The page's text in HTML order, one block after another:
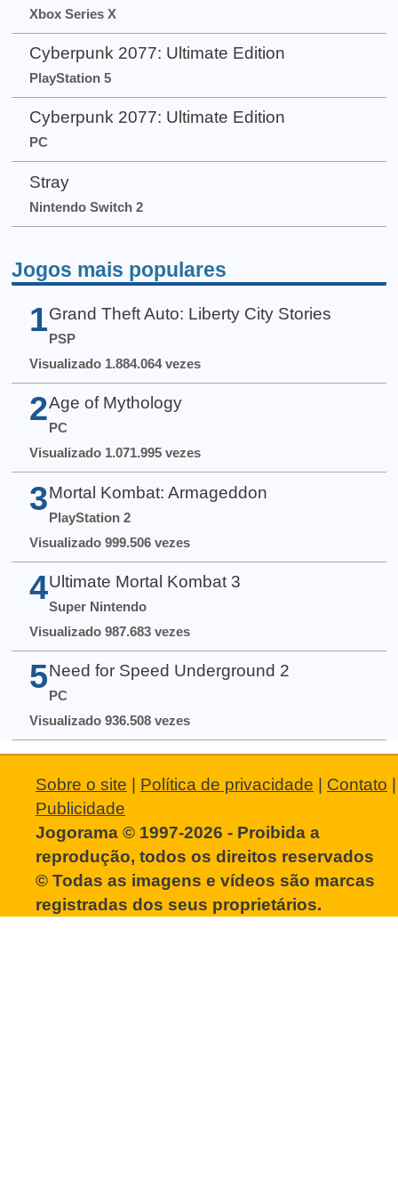
Xbox Series X
Cyberpunk 2077: Ultimate Edition
PlayStation 5
Cyberpunk 2077: Ultimate Edition
PC
Stray
Nintendo Switch 2
Jogos mais populares
1 Grand Theft Auto: Liberty City Stories
PSP
Visualizado 1.884.064 vezes
2 Age of Mythology
PC
Visualizado 1.071.995 vezes
3 Mortal Kombat: Armageddon
PlayStation 2
Visualizado 999.506 vezes
4 Ultimate Mortal Kombat 3
Super Nintendo
Visualizado 987.683 vezes
5 Need for Speed Underground 2
PC
Visualizado 936.508 vezes
Sobre o site Política de privacidade Contato
Publicidade
Jogorama © 1997-2026 - Proibida a
reprodução, todos os direitos reservados
© Todas as imagens e vídeos são marcas
registradas dos seus proprietários.